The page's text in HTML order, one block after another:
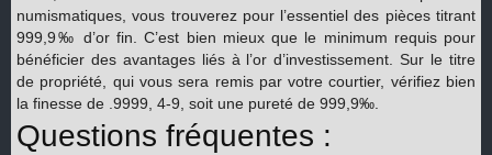
numismatiques, vous trouverez pour l’essentiel des pièces titrant
999,9‰ d’or fin. C’est bien mieux que le minimum requis pour
bénéficier des avantages liés à l’or d’investissement. Sur le titre
de propriété, qui vous sera remis par votre courtier, vérifiez bien
la finesse de .9999, 4-9, soit une pureté de 999,9‰.
Questions fréquentes :